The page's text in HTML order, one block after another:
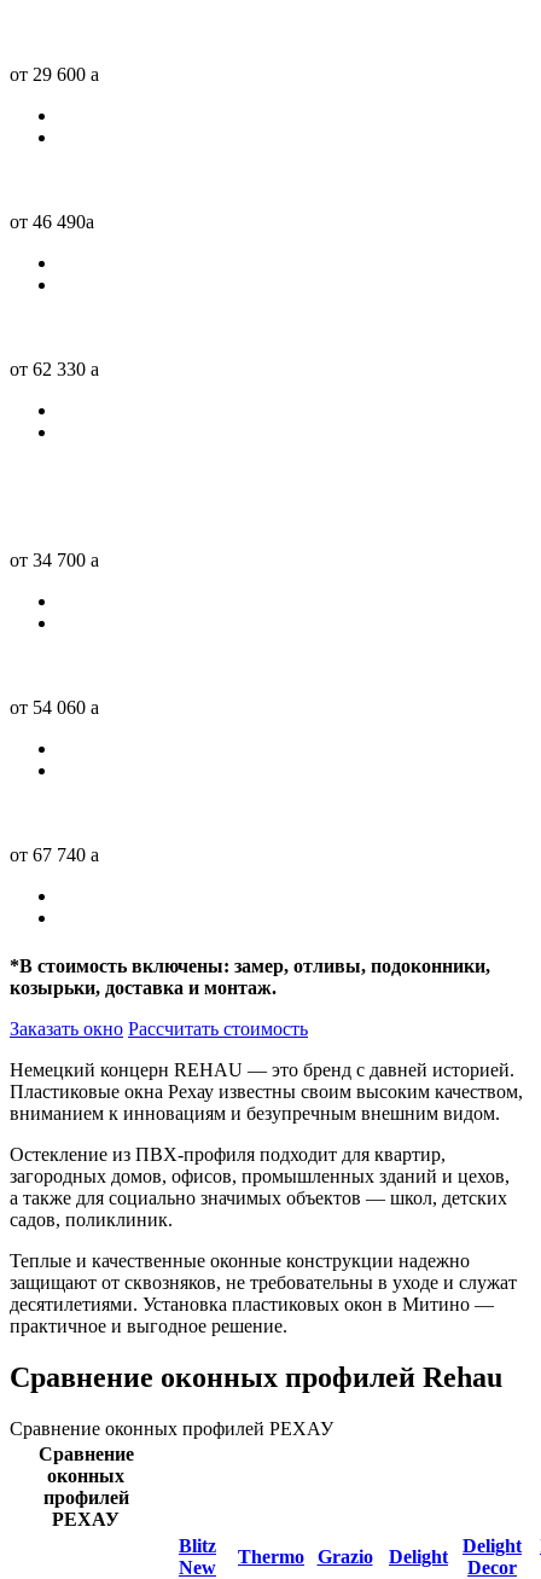
от 29 600 a
от 46 490a
от 62 330 a
от 34 700 a
от 54 060 a
от 67 740 a
*В стоимость включены: замер, отливы, подоконники,
козырьки, доставка и монтаж.
Заказать окно Рассчитать стоимость
Немецкий концерн REHAU — это бренд с давней историей.
Пластиковые окна Рехау известны своим высоким качеством,
вниманием к инновациям и безупречным внешним видом.
Остекление из ПВХ-профиля подходит для квартир,
загородных домов, офисов, промышленных зданий и цехов,
а также для социально значимых объектов — школ, детских
садов, поликлиник.
Теплые и качественные оконные конструкции надежно
защищают от сквозняков, не требовательны в уходе и служат
десятилетиями. Установка пластиковых окон в Митино —
практичное и выгодное решение.
Сравнение оконных профилей Rehau
Сравнение оконных профилей РЕХАУ
Сравнение
оконных
профилей
РЕХАУ
Blitz
New
Thermo Grazio Delight
Delight
Decor